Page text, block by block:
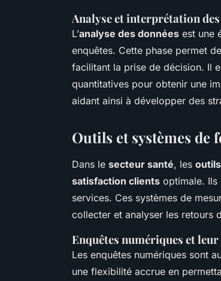
Analyse et interprétation
L’analyse des données est une
enquêtes. Cette phase permet
facilitant la prise de décision. Il
quantitatives pour obtenir une
aidant ainsi à développer des
Outils et systèmes de
Dans le secteur santé, les
satisfaction clients optimale. Ils
services. Ces systèmes de
collecter et analyser les retours
Enquêtes numériques et
Les enquêtes numériques sont
une flexibilité accrue en